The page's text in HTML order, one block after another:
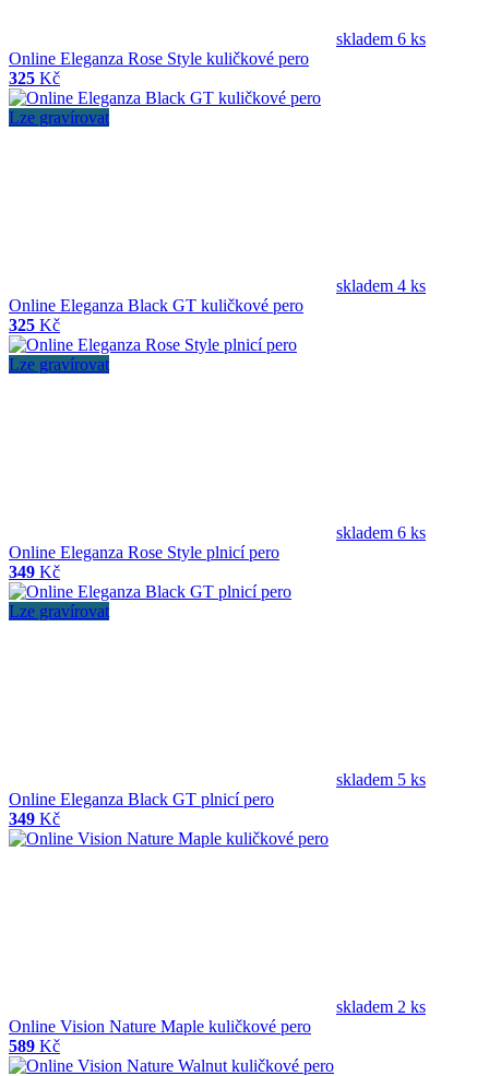
skladem 6 ks
Online Eleganza Rose Style kuličkové pero
325 Kč
Lze gravírovat
skladem 4 ks
Online Eleganza Black GT kuličkové pero
325 Kč
Lze gravírovat
skladem 6 ks
Online Eleganza Rose Style plnicí pero
349 Kč
Lze gravírovat
skladem 5 ks
Online Eleganza Black GT plnicí pero
349 Kč
skladem 2 ks
Online Vision Nature Maple kuličkové pero
589 Kč